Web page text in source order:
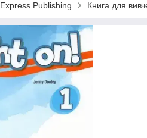
Express Publishing Книга для